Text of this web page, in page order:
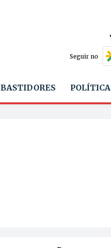
Seguir no
BASTIDORES POLÍTICA